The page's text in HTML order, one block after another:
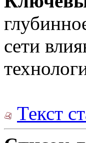
сети
Текст